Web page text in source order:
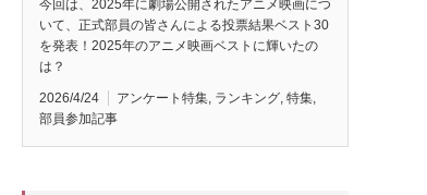
今回は、2025年に劇場公開されたアニメ映画につ
いて、正式部員の皆さんによる投票結果ベスト30
を発表！2025年のアニメ映画ベストに輝いたの
は？
2026/4/24 アンケート特集, ランキング, 特集,
部員参加記事